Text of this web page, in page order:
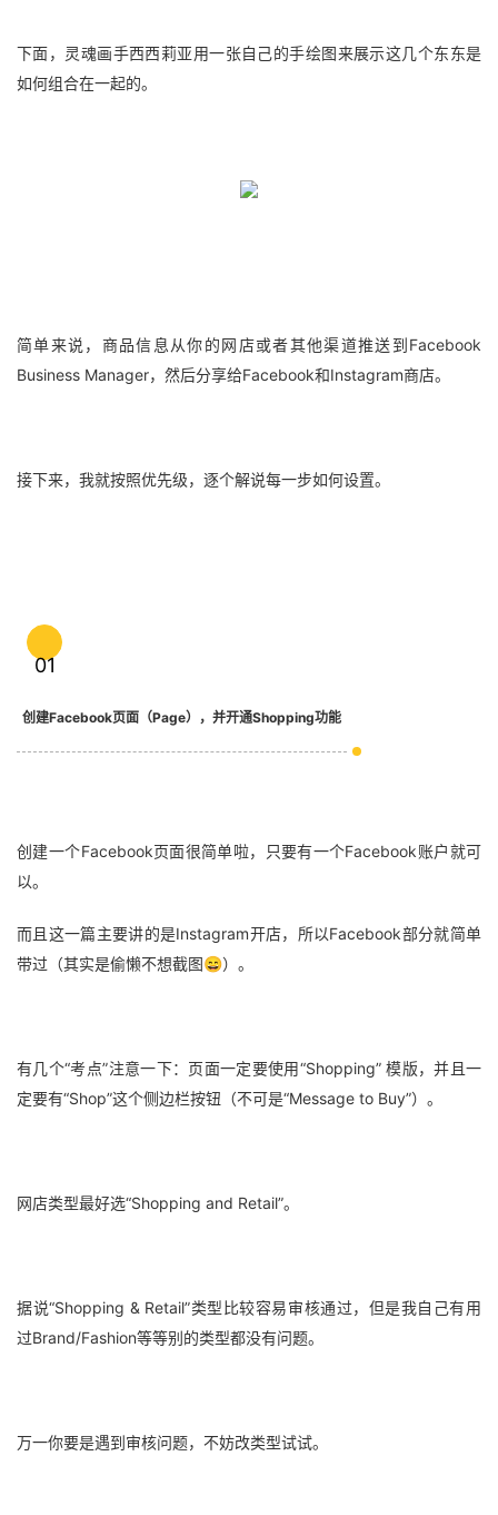
下面，灵魂画手西西莉亚用一张自己的手绘图来展示这几个东东是
如何组合在一起的。
简单来说，商品信息从你的网店或者其他渠道推送到Facebook
Business Manager，然后分享给Facebook和Instagram商店。
接下来，我就按照优先级，逐个解说每一步如何设置。
01
创建Facebook页面（Page），并开通Shopping功能
创建一个Facebook页面很简单啦，只要有一个Facebook账户就可
以。
而且这一篇主要讲的是Instagram开店，所以Facebook部分就简单
带过（其实是偷懒不想截图😄）。
有几个“考点”注意一下：页面一定要使用“Shopping” 模版，并且一
定要有“Shop”这个侧边栏按钮（不可是“Message to Buy”）。
网店类型最好选“Shopping and Retail”。
据说“Shopping & Retail”类型比较容易审核通过，但是我自己有用
过Brand/Fashion等等别的类型都没有问题。
万一你要是遇到审核问题，不妨改类型试试。